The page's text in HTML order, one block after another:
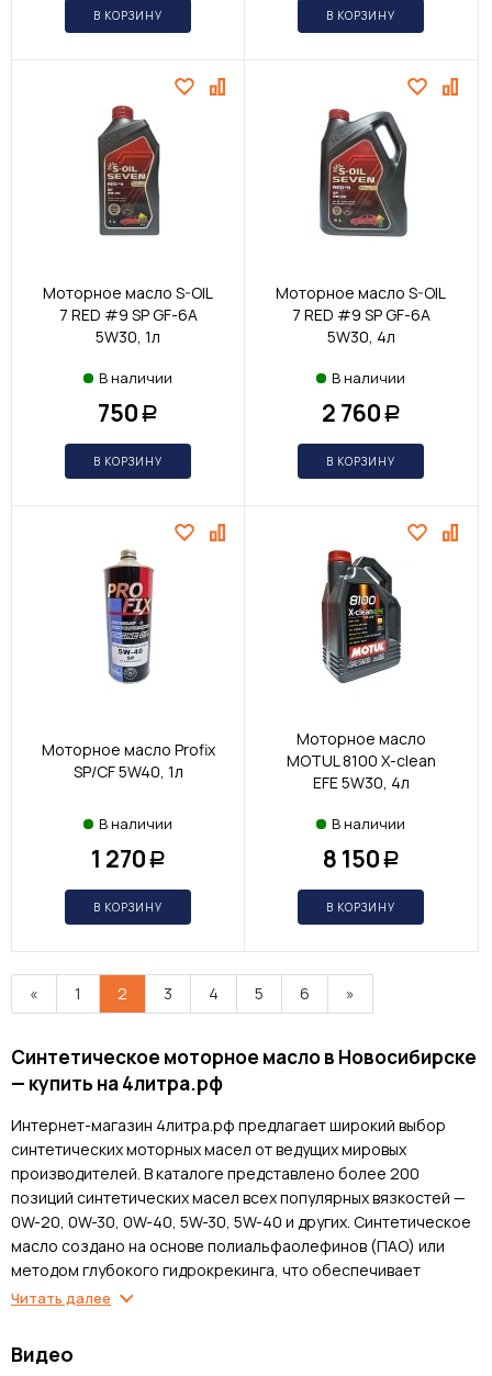
В КОРЗИНУ В КОРЗИНУ
Моторное масло S-OIL
7 RED #9 SP GF-6A
5W30, 1л
В наличии
750 Р
В КОРЗИНУ
Моторное масло S-OIL
7 RED #9 SP GF-6A
5W30, 4л
В наличии
2 760 Р
В КОРЗИНУ
Моторное масло Profix
SP/CF 5W40, 1л
В наличии
1 270 Р
В КОРЗИНУ
Моторное масло
MOTUL 8100 X-clean
EFE 5W30, 4л
В наличии
8 150 Р
В КОРЗИНУ
« 1 2 3 4 5 6 »
Синтетическое моторное масло в Новосибирске
— купить на 4литра.рф
Интернет-магазин 4литра.рф предлагает широкий выбор
синтетических моторных масел от ведущих мировых
производителей. В каталоге представлено более 200
позиций синтетических масел всех популярных вязкостей —
0W-20, 0W-30, 0W-40, 5W-30, 5W-40 и других. Синтетическое
масло создано на основе полиальфаолефинов (ПАО) или
методом глубокого гидрокрекинга, что обеспечивает
превосходные эксплуатационные характеристики при любых
оригинальности.
Читать далее
Видео